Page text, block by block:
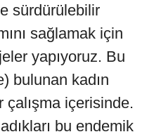
sürdürülebilir
sağlamak için
yapıyoruz. Bu
bulunan kadın
içerisinde.
bu endemik